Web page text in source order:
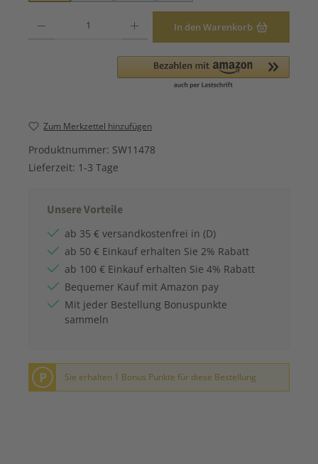
In den Warenkorb
Zum Merkzettel hinzufügen
Produktnummer: SW11478
Lieferzeit: 1-3 Tage
Unsere Vorteile
ab 35 € versandkostenfrei in (D)
ab 50 € Einkauf erhalten Sie 2% Rabatt
ab 100 € Einkauf erhalten Sie 4% Rabatt
Bequemer Kauf mit Amazon pay
Mit jeder Bestellung Bonuspunkte
sammeln
P Sie erhalten 1 Bonus Punkte für diese Bestellung